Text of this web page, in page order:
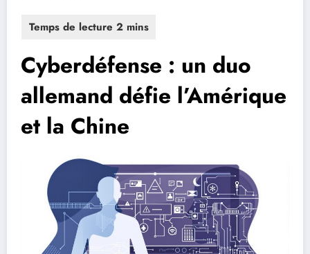
Cyberdéfense : un duo
allemand défie l’Amérique
et la Chine